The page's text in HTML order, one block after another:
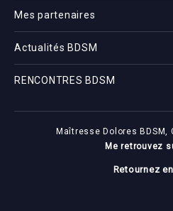
Mes partenaires
Actualités BDSM
RENCONTRES BDSM
Maîtresse Dolores BDSM,
Me retrouvez
Retournez